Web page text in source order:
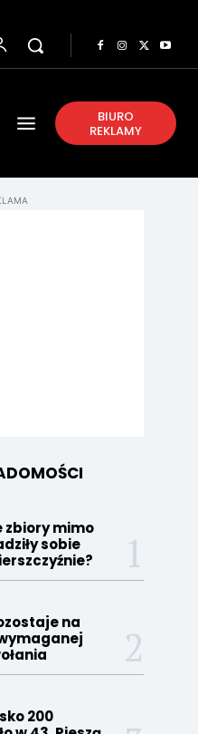
BIURO
REKLAMY
zbiory mimo
sobie
na
200